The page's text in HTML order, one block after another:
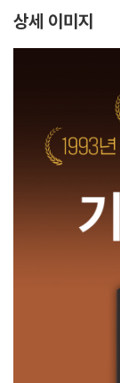
상세 이미지